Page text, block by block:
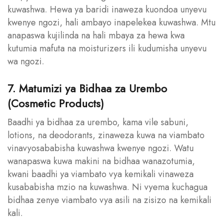
kuwashwa. Hewa ya baridi inaweza kuondoa unyevu
kwenye ngozi, hali ambayo inapelekea kuwashwa. Mtu
anapaswa kujilinda na hali mbaya za hewa kwa
kutumia mafuta na moisturizers ili kudumisha unyevu
wa ngozi.
7. Matumizi ya Bidhaa za Urembo
(Cosmetic Products)
Baadhi ya bidhaa za urembo, kama vile sabuni,
lotions, na deodorants, zinaweza kuwa na viambato
vinavyosababisha kuwashwa kwenye ngozi. Watu
wanapaswa kuwa makini na bidhaa wanazotumia,
kwani baadhi ya viambato vya kemikali vinaweza
kusababisha mzio na kuwashwa. Ni vyema kuchagua
bidhaa zenye viambato vya asili na zisizo na kemikali
kali.